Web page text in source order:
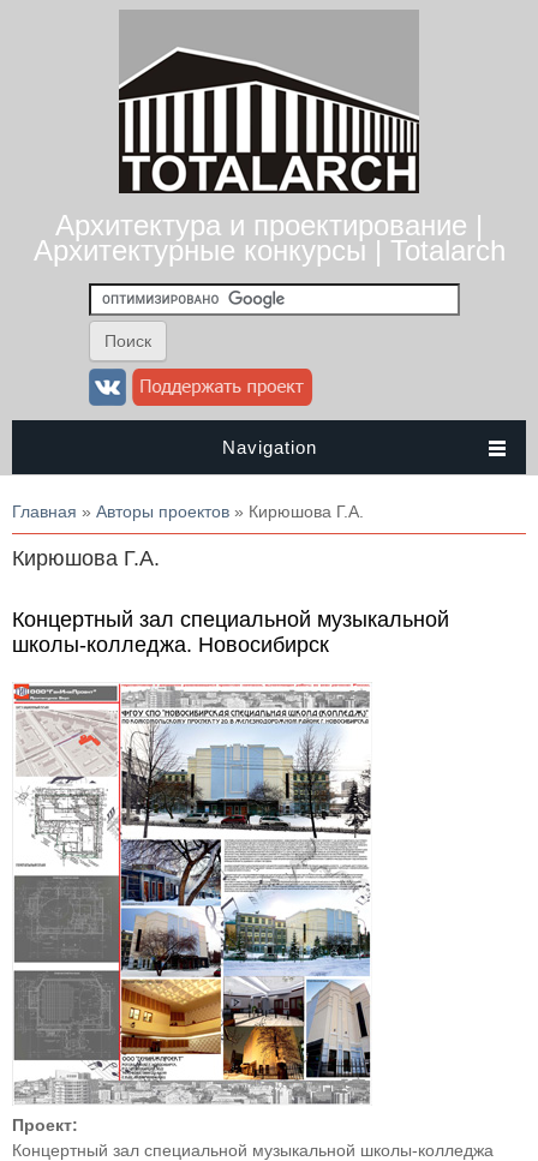
Архитектура и проектирование |
Архитектурные конкурсы | Totalarch
Navigation
Вы здесь
Главная » Авторы проектов » Кирюшова Г.А.
Кирюшова Г.А.
Концертный зал специальной музыкальной
школы-колледжа. Новосибирск
Проект:
Концертный зал специальной музыкальной школы-колледжа